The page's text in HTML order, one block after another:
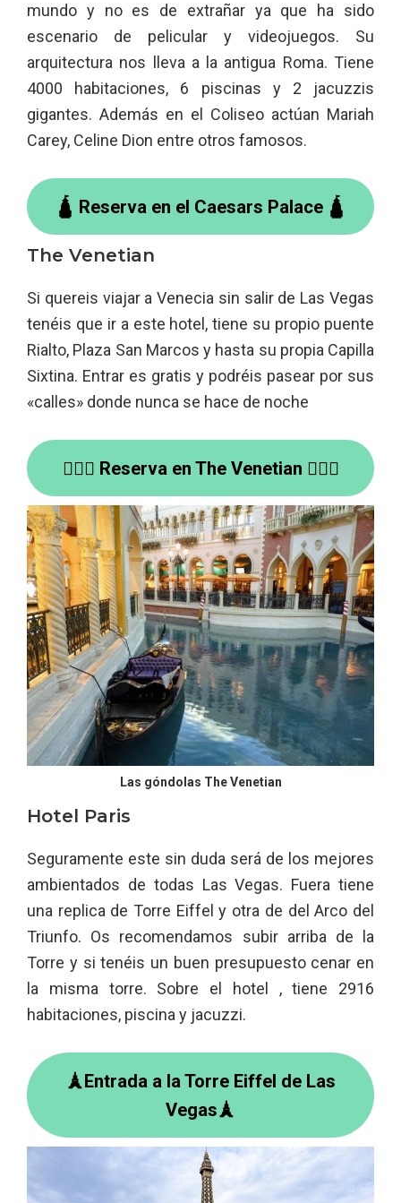
mundo y no es de extrañar ya que ha sido
escenario de pelicular y videojuegos. Su
arquitectura nos lleva a la antigua Roma. Tiene
4000 habitaciones, 6 piscinas y 2 jacuzzis
gigantes. Además en el Coliseo actúan Mariah
Carey, Celine Dion entre otros famosos.
🛕 Reserva en el Caesars Palace 🛕
The Venetian
Si quereis viajar a Venecia sin salir de Las Vegas
tenéis que ir a este hotel, tiene su propio puente
Rialto, Plaza San Marcos y hasta su propia Capilla
Sixtina. Entrar es gratis y podréis pasear por sus
«calles» donde nunca se hace de noche
🚣🏽‍♀️ Reserva en The Venetian 🚣🏽‍♀️
Las góndolas The Venetian
Hotel Paris
Seguramente este sin duda será de los mejores
ambientados de todas Las Vegas. Fuera tiene
una replica de Torre Eiffel y otra de del Arco del
Triunfo. Os recomendamos subir arriba de la
Torre y si tenéis un buen presupuesto cenar en
la misma torre. Sobre el hotel , tiene 2916
habitaciones, piscina y jacuzzi.
🗼Entrada a la Torre Eiffel de Las
Vegas🗼